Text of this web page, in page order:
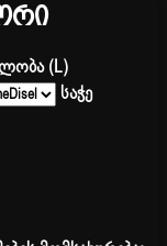
(L)
საჭე